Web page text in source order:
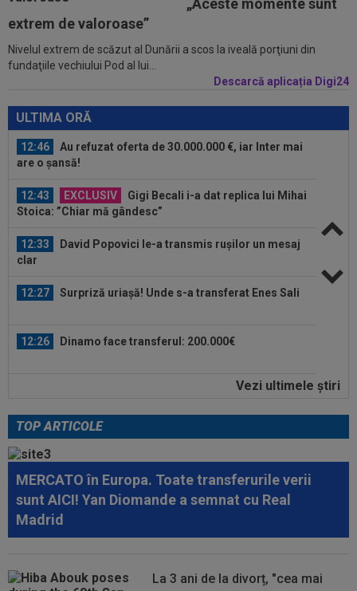
„Aceste momente sunt
extrem de valoroase”
Nivelul extrem de scăzut al Dunării a scos la iveală porţiuni din
fundaţiile vechiului Pod al lui...
Descarcă aplicația Digi24
ULTIMA ORĂ
Ioan Varga!
13:05
Surpriză! Decizia luată de Real Madrid, după
ce Barcelona ”l-a furat” pe Rodri
7.000.000€!
12:46
Au refuzat oferta de 30.000.000 €, iar Inter mai
are o șansă!
12:43 EXCLUSIV
Gigi Becali i-a dat replica lui Mihai
Stoica: ”Chiar mă gândesc”
12:33
David Popovici le-a transmis rușilor un mesaj
clar
12:27 Surpriză uriașă! Unde s-a transferat Enes Sali
12:26 Dinamo face transferul: 200.000€
UTA Arad a făcut anunțul despre
13:05
Surpriză! Decizia luată de Real Madrid, după
ce Barcelona ”l-a furat” pe Rodri
12:59
Transfer pentru fostul golgheter al CFR-ului:
7.000.000€!
12:46
Au refuzat oferta de 30.000.000 €, iar Inter mai
12:43 EXCLUSIV Gigi Becali i-a dat replica lui Mihai
Vezi ultimele ştiri
TOP ARTICOLE
MERCATO în Europa. Toate transferurile verii
sunt AICI! Yan Diomande a semnat cu Real
Madrid
La 3 ani de la divorț, "cea mai